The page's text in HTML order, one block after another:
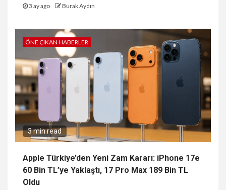
3 ay ago Burak Aydın
ÖNE ÇIKAN HABERLER
3 min read
Apple Türkiye’den Yeni Zam Kararı: iPhone 17e
60 Bin TL’ye Yaklaştı, 17 Pro Max 189 Bin TL
Oldu